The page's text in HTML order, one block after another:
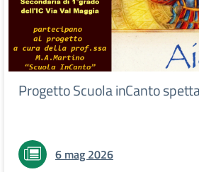
Progetto Scuola inCanto
6 mag 2026